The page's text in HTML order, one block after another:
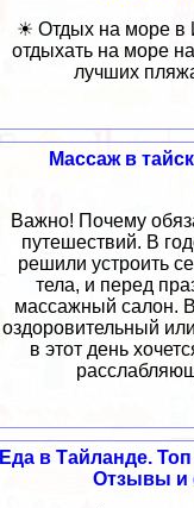
☀ Отдых на море в
отдыхать на море
лучших
Массаж в
Важно! Почему
путешествий. В
решили устроить
тела, и перед
массажный салон.
оздоровительный
в этот день
Еда в Тайланде.
Отзывы и